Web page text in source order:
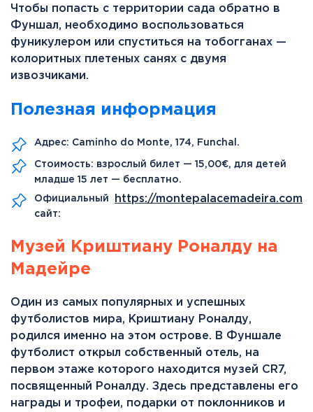
Чтобы попасть с территории сада обратно в
Фуншал, необходимо воспользоваться
фуникулером или спуститься на тобогганах —
колоритных плетеных санях с двумя
извозчиками.
Полезная информация
Адрес: Caminho do Monte, 174, Funchal.
Стоимость: взрослый билет — 15,00€, для детей
младше 15 лет — бесплатно.
Официальный
сайт:
https://montepalacemadeira.com
Музей Криштиану Роналду на
Мадейре
Один из самых популярных и успешных
футболистов мира, Криштиану Роналду,
родился именно на этом острове. В Фуншале
футболист открыл собственный отель, на
первом этаже которого находится музей CR7,
посвященный Роналду. Здесь представлены его
награды и трофеи, подарки от поклонников и